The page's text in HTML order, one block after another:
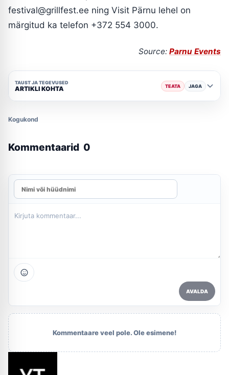
festival@grillfest.ee ning Visit Pärnu lehel on
märgitud ka telefon +372 554 3000.
Source: Parnu Events
TAUST JA TEGEVUSED
ARTIKLI KOHTA TEATA JAGA
Kogukond
Kommentaarid 0
AVALDA
Kommentaare veel pole. Ole esimene!